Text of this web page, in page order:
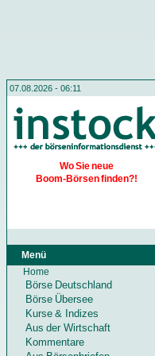
07.08.2026 - 06:11
Wo Sie neue
Boom-Börsen finden?!
Menü
Home
Börse Deutschland
Börse Übersee
Kurse & Indizes
Aus der Wirtschaft
Kommentare